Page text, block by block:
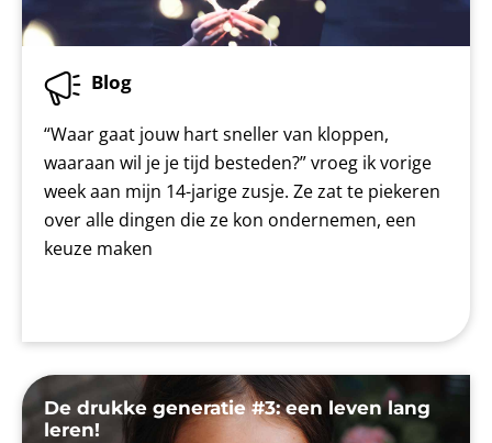
Blog
“Waar gaat jouw hart sneller van kloppen,
waaraan wil je je tijd besteden?” vroeg ik vorige
week aan mijn 14-jarige zusje. Ze zat te piekeren
over alle dingen die ze kon ondernemen, een
keuze maken
De drukke generatie #3: een leven lang
leren!